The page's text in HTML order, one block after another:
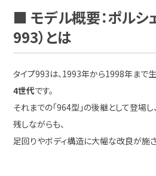
■ モデル概要：ポルシ
993）とは
タイプ993は、1993年から1998年まで
4世代です。
それまでの「964型」の後継として登場
残しながらも、
足回りやボディ構造に大幅な改良が施さ